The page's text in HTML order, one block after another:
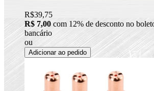
R$39,75
R$ 7,00 com 12% de desconto no
bancário
ou
Adicionar ao pedido